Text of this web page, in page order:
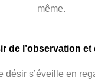
même.
de l’observation
désir s’éveille en